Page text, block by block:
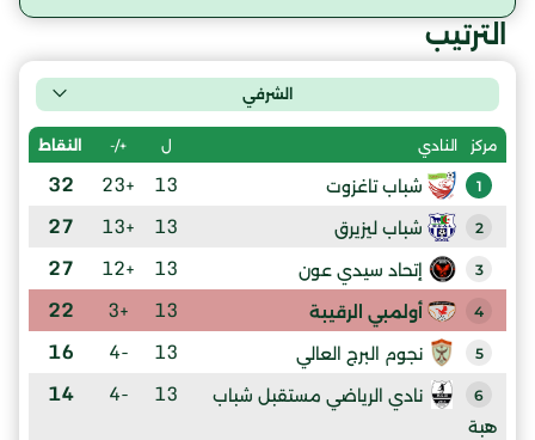
الترتيب
الشرفي
مركز النادي ل +/- النقاط
1 شباب تاغزوت 13
+23
32
2 شباب ليزيرق 13
+13
27
3 إتحاد سيدي عون 13
+12
27
4 أولمبي الرقيبة 13
+3
22
5 نجوم البرج العالي 13
-4
16
6
نادي الرياضي مستقبل شباب
هبة
13
-4
14